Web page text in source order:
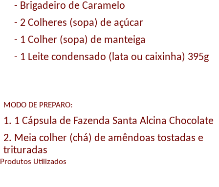
- Brigadeiro de Caramelo
- 2 Colheres (sopa) de açúcar
- 1 Colher (sopa) de manteiga
- 1 Leite condensado (lata ou caixinha) 395g
MODO DE PREPARO:
1. 1 Cápsula de Fazenda Santa Alcina Chocolate
2. Meia colher (chá) de amêndoas tostadas e
trituradas
Produtos Utilizados